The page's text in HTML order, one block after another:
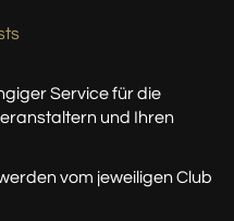
Servicefür die
und Ihren
vom jeweiligen Club